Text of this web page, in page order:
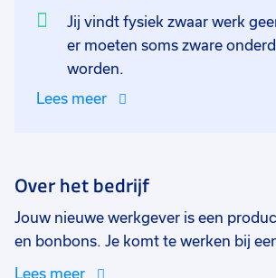
Jij vindt fysiek zwaar werk
er moeten soms zware
worden.
Lees meer
Over het bedrijf
Jouw nieuwe werkgever is een
en bonbons. Je komt te werken bij
familiebedrijf met een prettige
Lees meer